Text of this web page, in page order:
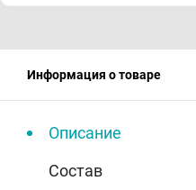
Информация о товаре
Описание
Состав